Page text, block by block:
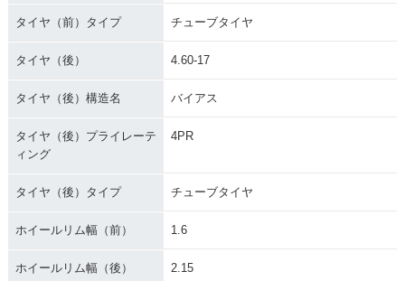
タイヤ（前）タイプ チューブタイヤ
タイヤ（後） 4.60-17
タイヤ（後）構造名 バイアス
タイヤ（後）プライレーテ
ィング
4PR
タイヤ（後）タイプ チューブタイヤ
ホイールリム幅（前） 1.6
ホイールリム幅（後） 2.15